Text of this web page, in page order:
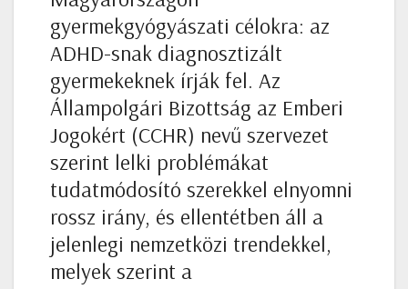
gyermekgyógyászati célokra: az
ADHD-snak diagnosztizált
gyermekeknek írják fel. Az
Állampolgári Bizottság az Emberi
Jogokért (CCHR) nevű szervezet
szerint lelki problémákat
tudatmódosító szerekkel elnyomni
rossz irány, és ellentétben áll a
jelenlegi nemzetközi trendekkel,
melyek szerint a